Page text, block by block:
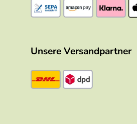
Unsere Versandpartner